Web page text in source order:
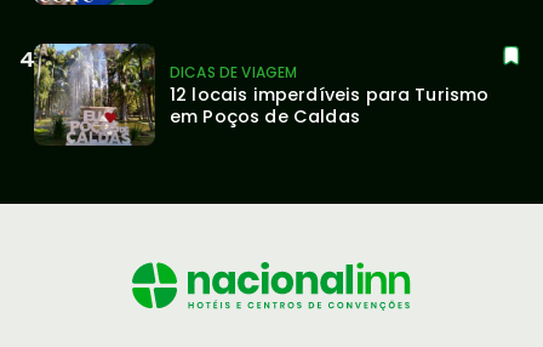
DICAS DE VIAGEM
12 locais imperdíveis para Turismo
em Poços de Caldas